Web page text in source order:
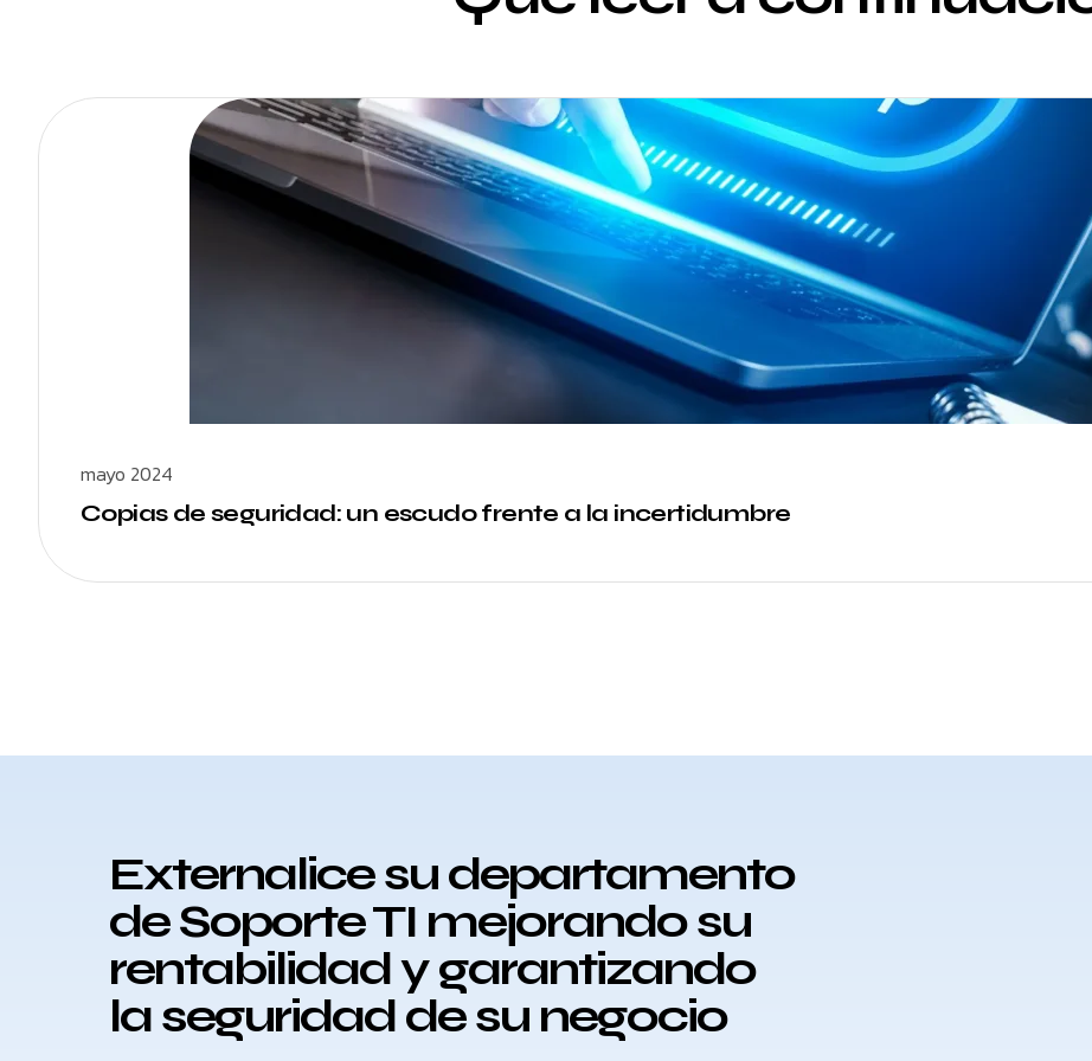
mayo 2024
Copias de seguridad: un escudo frente a la incertidumbre
Externalice su departamento
de Soporte TI mejorando su
rentabilidad y garantizando
la seguridad de su negocio